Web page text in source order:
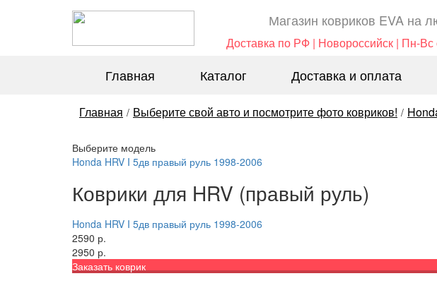
Магазин ковриков EVA ​на
Доставка по РФ | Новороссийск | Пн-Вс
Главная
Каталог Доставка и оплата
Главная / Выберите свой авто и посмотрите фото ковриков! /
Выберите модель
Honda HRV I 5дв правый руль 1998-2006
Коврики для HRV (правый руль)
Honda HRV I 5дв правый руль 1998-2006
2590 р.
2950 р.
Заказать коврик